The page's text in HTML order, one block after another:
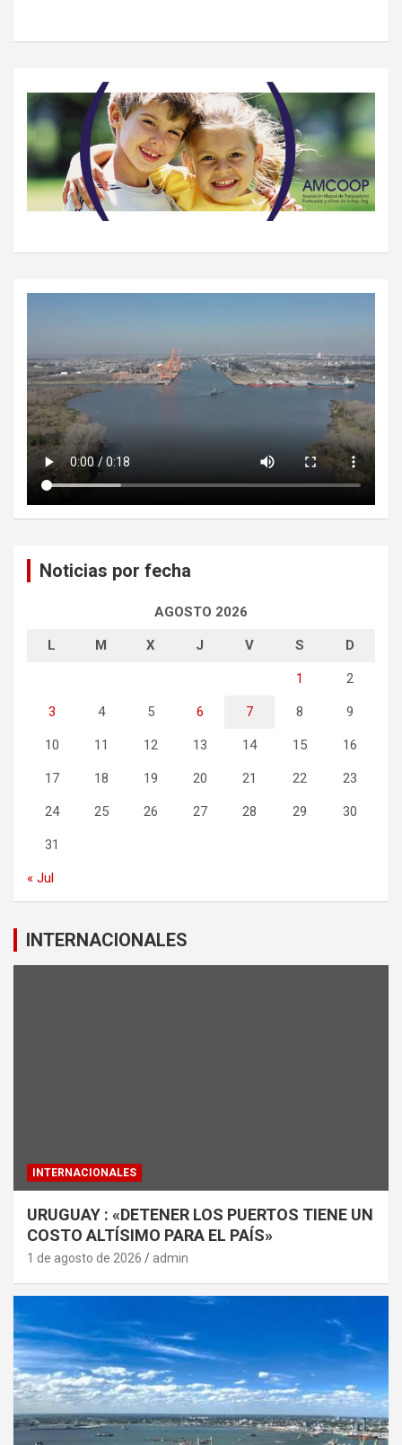
Noticias por fecha
AGOSTO 2026
L M X J V S D
1 2
3 4 5 6 7 8 9
10 11 12 13 14 15 16
17 18 19 20 21 22 23
24 25 26 27 28 29 30
31
« Jul
INTERNACIONALES
INTERNACIONALES
URUGUAY : «DETENER LOS PUERTOS TIENE UN
COSTO ALTÍSIMO PARA EL PAÍS»
1 de agosto de 2026 admin